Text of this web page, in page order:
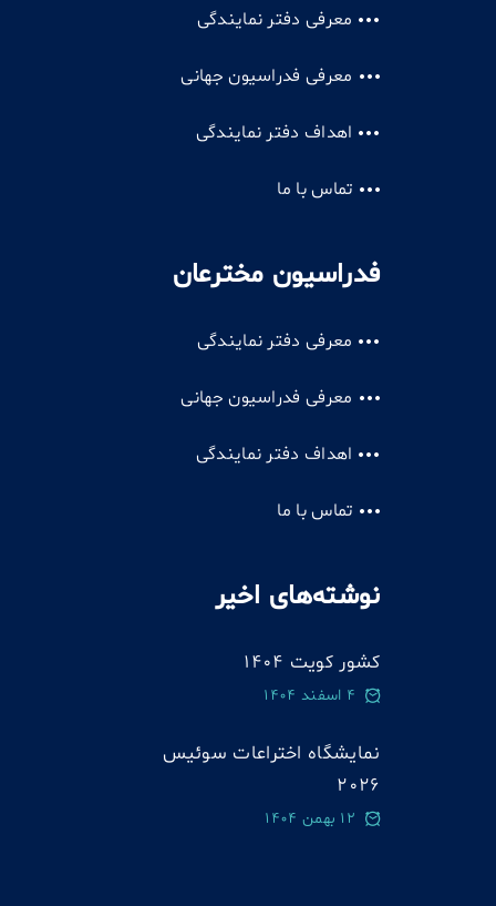
معرفی دفتر نمایندگی
معرفی فدراسیون جهانی
اهداف دفتر نمایندگی
تماس با ما
فدراسیون مخترعان
معرفی دفتر نمایندگی
معرفی فدراسیون جهانی
اهداف دفتر نمایندگی
تماس با ما
نوشته‌های اخیر
کشور کویت 1404
4 اسفند 1404
نمایشگاه اختراعات سوئيس
2026
12 بهمن 1404